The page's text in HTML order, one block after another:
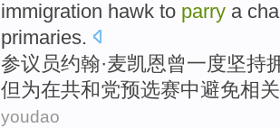
immigration hawk to parry a
primaries.
参议员约翰·麦凯恩曾一度坚持
但为在共和党预选赛中避免相
youdao